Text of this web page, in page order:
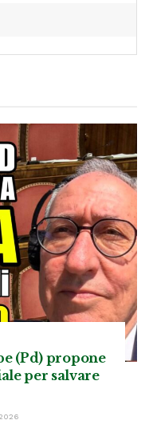
(Pd) propone
per salvare